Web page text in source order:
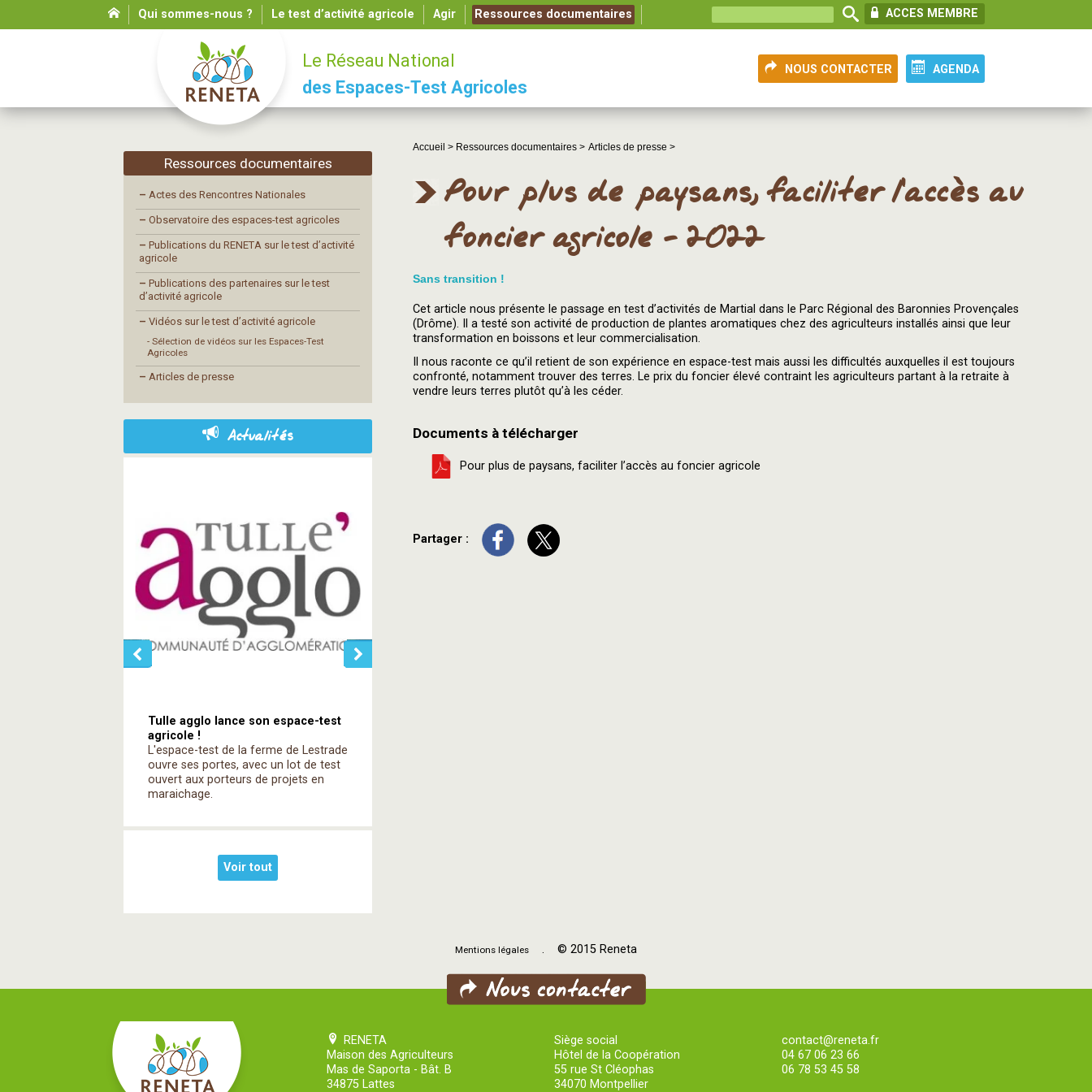
Qui sommes-nous ? Le test d’activité agricole Agir Ressources documentaires ACCES MEMBRE
AGENDA
NOUS CONTACTER
Le Réseau National
des Espaces-Test Agricoles
Accueil > Ressources documentaires > Articles de presse >
Pour plus de paysans, faciliter l’accès au
foncier agricole - 2022
Sans transition !
Cet article nous présente le passage en test d’activités de Martial dans le Parc Régional des Baronnies Provençales
(Drôme). Il a testé son activité de production de plantes aromatiques chez des agriculteurs installés ainsi que leur
transformation en boissons et leur commercialisation.
Il nous raconte ce qu’il retient de son expérience en espace-test mais aussi les difficultés auxquelles il est toujours
confronté, notamment trouver des terres. Le prix du foncier élevé contraint les agriculteurs partant à la retraite à
vendre leurs terres plutôt qu’à les céder.
Documents à télécharger
Pour plus de paysans, faciliter l’accès au foncier agricole
Partager :
Ressources documentaires
– Actes des Rencontres Nationales
– Observatoire des espaces-test agricoles
– Publications du RENETA sur le test d’activité
agricole
– Publications des partenaires sur le test
d’activité agricole
– Vidéos sur le test d’activité agricole
- Sélection de vidéos sur les Espaces-Test
Agricoles
– Articles de presse
Actualités
Tulle agglo lance son espace-test
agricole !
L'espace-test de la ferme de Lestrade
ouvre ses portes, avec un lot de test
ouvert aux porteurs de projets en
maraichage.
Voir tout
Mentions légales . © 2015 Reneta
RENETA
Maison des Agriculteurs
Mas de Saporta - Bât. B
34875 Lattes
Siège social
Hôtel de la Coopération
55 rue St Cléophas
34070 Montpellier
contact@reneta.fr
04 67 06 23 66
06 78 53 45 58